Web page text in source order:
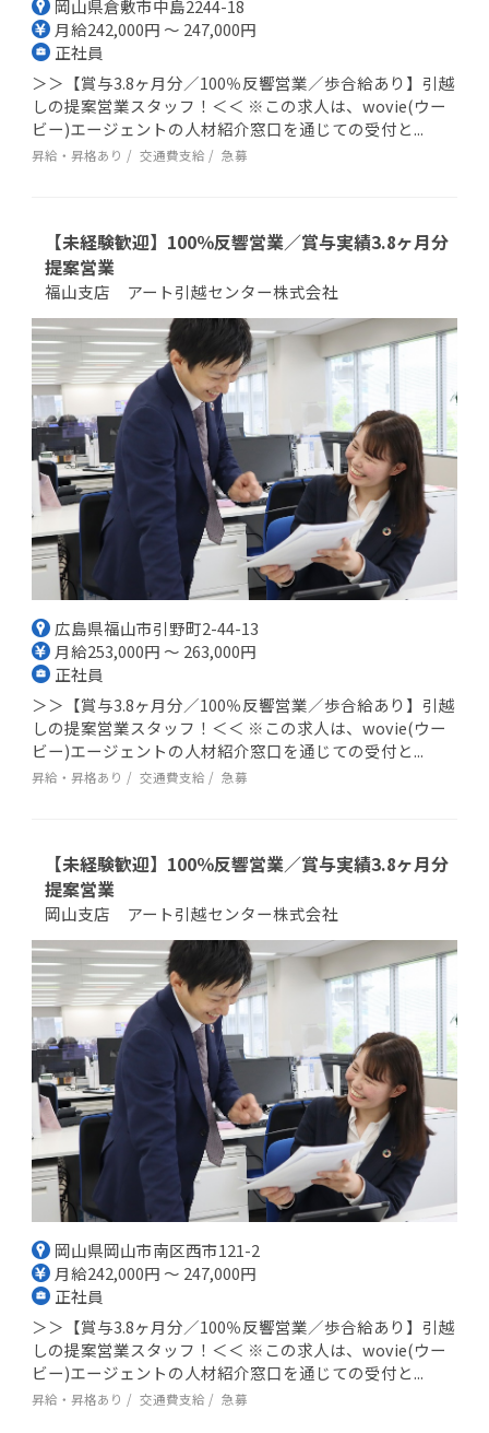
岡山県倉敷市中島2244-18
月給242,000円 ～ 247,000円
正社員
＞＞【賞与3.8ヶ月分／100％反響営業／歩合給あり】引越
しの提案営業スタッフ！＜＜ ※この求人は、wovie(ウー
ビー)エージェントの人材紹介窓口を通じての受付と...
昇給・昇格あり 交通費支給 急募
【未経験歓迎】100％反響営業／賞与実績3.8ヶ月分
提案営業
福山支店 アート引越センター株式会社
広島県福山市引野町2-44-13
月給253,000円 ～ 263,000円
正社員
＞＞【賞与3.8ヶ月分／100％反響営業／歩合給あり】引越
しの提案営業スタッフ！＜＜ ※この求人は、wovie(ウー
ビー)エージェントの人材紹介窓口を通じての受付と...
昇給・昇格あり 交通費支給 急募
【未経験歓迎】100％反響営業／賞与実績3.8ヶ月分
提案営業
岡山支店 アート引越センター株式会社
岡山県岡山市南区西市121-2
月給242,000円 ～ 247,000円
正社員
＞＞【賞与3.8ヶ月分／100％反響営業／歩合給あり】引越
しの提案営業スタッフ！＜＜ ※この求人は、wovie(ウー
ビー)エージェントの人材紹介窓口を通じての受付と...
昇給・昇格あり 交通費支給 急募